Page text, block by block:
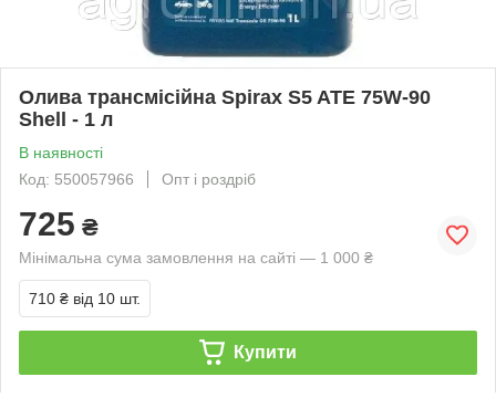
Олива трансмісійна Spirax S5 ATE 75W-90
Shell - 1 л
В наявності
Код: 550057966
Опт і роздріб
725 ₴
Мінімальна сума замовлення на сайті — 1 000 ₴
710 ₴ від 10 шт.
Купити